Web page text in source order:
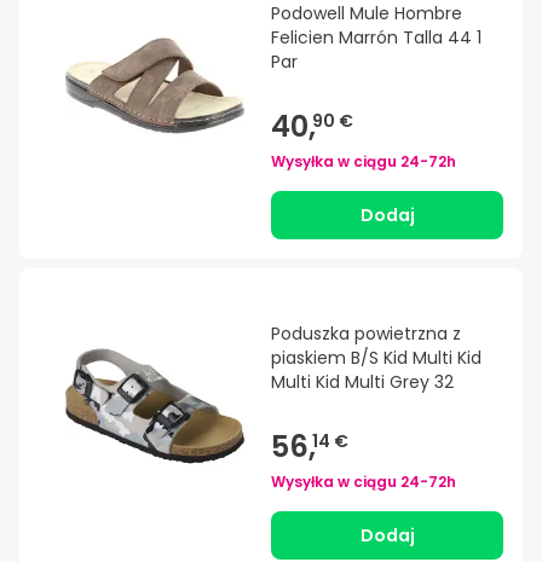
Podowell Mule Hombre
Felicien Marrón Talla 44 1
Par
40,90 €
Wysyłka w ciągu 24-72h
Dodaj
Poduszka powietrzna z
piaskiem B/S Kid Multi Kid
Multi Kid Multi Grey 32
56,14 €
Wysyłka w ciągu 24-72h
Dodaj